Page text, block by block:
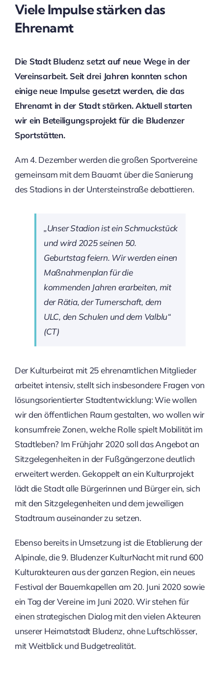
Viele Impulse stärkendas
Ehrenamt
Die Stadt Bludenz setzt auf neue Wege in der
Vereinsarbeit. Seit drei Jahren konnten schon
einige neue Impulse gesetzt werden, die das
Ehrenamt in der Stadt stärken. Aktuell starten
wir ein Beteiligungsprojekt für die Bludenzer
Sportstätten.
Am 4. Dezember werden die großen Sportvereine
gemeinsam mit dem Bauamt über die Sanierung
des Stadions in der Untersteinstraße debattieren.
„Unser Stadion ist ein Schmuckstück
und wird 2025 seinen 50.
Geburtstag feiern. Wir werden einen
Maßnahmenplan für die
kommenden Jahren erarbeiten, mit
der Rätia, der Turnerschaft, dem
ULC, den Schulen und dem Valblu“
(CT)
Der Kulturbeirat mit 25 ehrenamtlichen Mitglieder
arbeitet intensiv, stellt sich insbesondere Fragen von
lösungsorientierter Stadtentwicklung: Wie wollen
wir den öffentlichen Raum gestalten, wo wollen wir
konsumfreie Zonen, welche Rolle spielt Mobilität im
Stadtleben? Im Frühjahr 2020 soll das Angebot an
Sitzgelegenheiten in der Fußgängerzone deutlich
erweitert werden. Gekoppelt an ein Kulturprojekt
lädt die Stadt alle Bürgerinnen und Bürger ein, sich
mit den Sitzgelegenheiten und dem jeweiligen
Stadtraum auseinander zu setzen.
Ebenso bereits in Umsetzung ist die Etablierung der
Alpinale, die 9. Bludenzer KulturNacht mit rund 600
Kulturakteuren aus der ganzen Region, ein neues
Festival der Bauernkapellen am 20. Juni 2020 sowie
ein Tag der Vereine im Juni 2020. Wir stehen für
einen strategischen Dialog mit den vielen Akteuren
unserer Heimatstadt Bludenz, ohne Luftschlösser,
mit Weitblick und Budgetrealität.